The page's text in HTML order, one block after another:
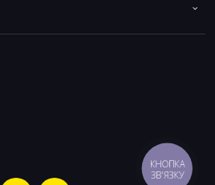
КНОПКА
ЗВ'ЯЗКУ